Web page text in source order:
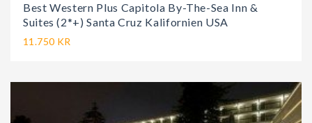
Best Western Plus Capitola By-The-Sea Inn &
Suites (2*+) Santa Cruz Kalifornien USA
11.750 KR